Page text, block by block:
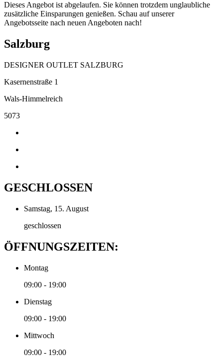
Dieses Angebot ist abgelaufen. Sie können trotzdem unglaubliche
zusätzliche Einsparungen genießen. Schau auf unserer
Angebotsseite nach neuen Angeboten nach!
Salzburg
DESIGNER OUTLET SALZBURG
Kasernenstraße 1
Wals-Himmelreich
5073
GESCHLOSSEN
Samstag, 15. August
geschlossen
ÖFFNUNGSZEITEN:
Montag
09:00 - 19:00
Dienstag
09:00 - 19:00
Mittwoch
09:00 - 19:00